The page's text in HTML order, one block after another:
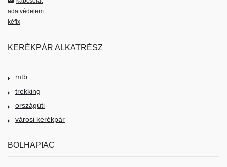
adatvédelem
kéfix
KERÉKPÁR ALKATRÉSZ
mtb
trekking
országúti
városi kerékpár
BOLHAPIAC